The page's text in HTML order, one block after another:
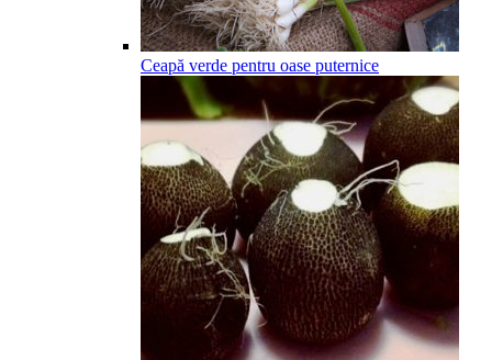
Ceapă verde pentru oase puternice